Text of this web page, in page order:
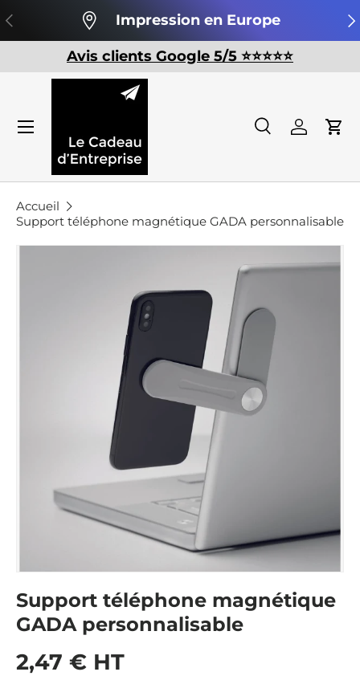
Aller au contenu
Précédent Impression en Europe
Avis clients Google 5/5 ⭐️⭐️⭐️⭐️⭐️
Recherche
Recherche
Se
Accueil
Support téléphone magnétique GADA personnalisable
Passer aux informations produits
Support téléphone magnétique
GADA personnalisable
Prix habituel
2,47 € HT